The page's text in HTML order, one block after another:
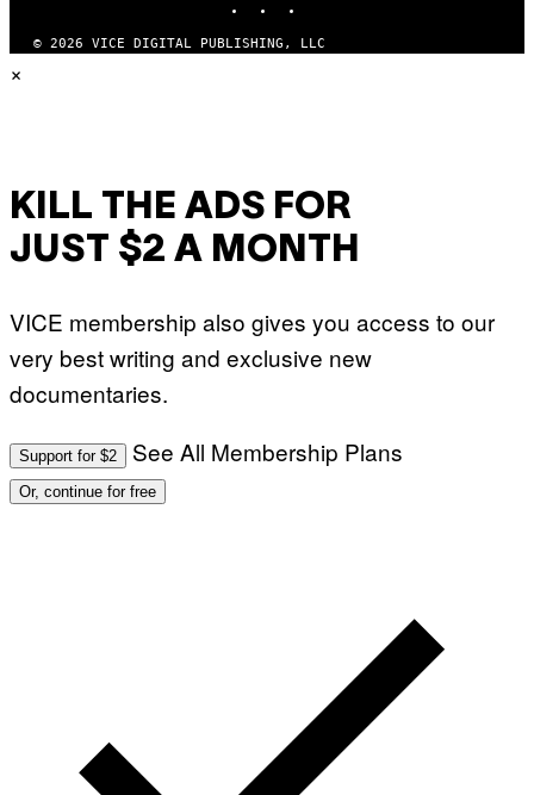
© 2026 VICE DIGITAL PUBLISHING, LLC
×
KILL THE ADS FOR
JUST $2 A MONTH
VICE membership also gives you access to our
very best writing and exclusive new
documentaries.
Support for $2 See All Membership Plans
Or, continue for free